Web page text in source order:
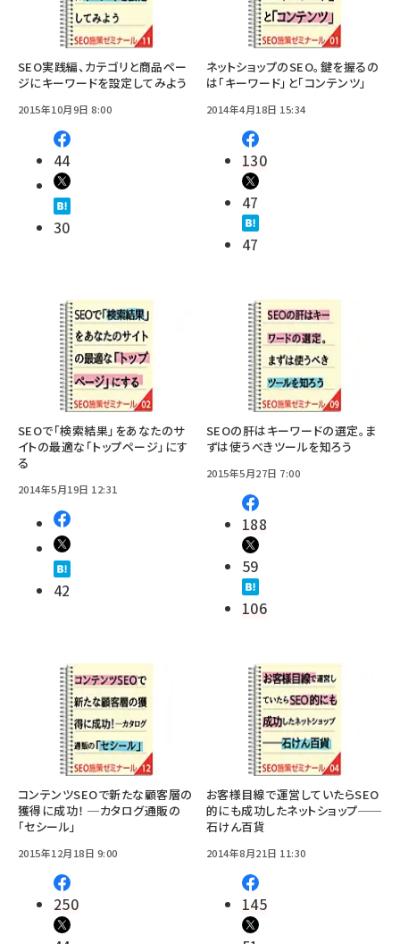
SEO実践編、カテゴリと商品ペー
ジにキーワードを設定してみよう
2015年10月9日 8:00
44
30
ネットショップのSEO。鍵を握るの
は「キーワード」と「コンテンツ」
2014年4月18日 15:34
130
47
47
SEOで「検索結果」をあなたのサ
イトの最適な「トップページ」にす
る
2014年5月19日 12:31
42
SEOの肝はキーワードの選定。ま
ずは使うべきツールを知ろう
2015年5月27日 7:00
188
59
106
コンテンツSEOで新たな顧客層の
獲得に成功！ ─カタログ通販の
「セシール」
2015年12月18日 9:00
250
お客様目線で運営していたらSEO
的にも成功したネットショップ──
石けん百貨
2014年8月21日 11:30
145